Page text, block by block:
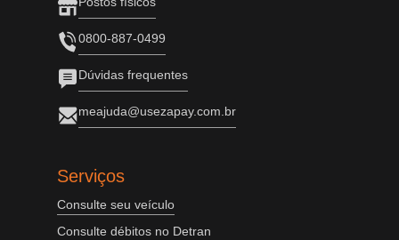
0800-887-0499
Dúvidas frequentes
meajuda@usezapay.com.br
Serviços
Consulte seu veículo
Consulte débitos no Detran